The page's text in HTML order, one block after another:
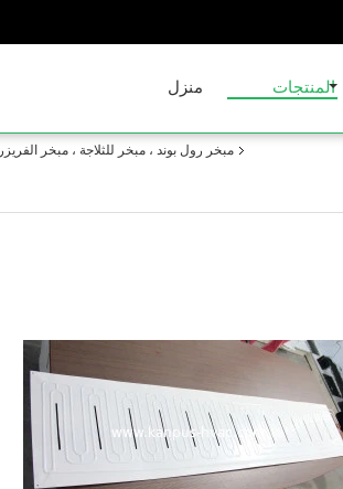
منزل المنتجات
مبخر رول بوند ، مبخر للثلاجة ، مبخر الفريزر